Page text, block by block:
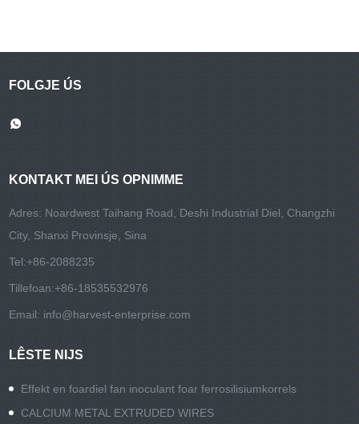
FOLGJE ÚS
KONTAKT MEI ÚS OPNIMME
Adres: Noardwest Taihang Road, Deshi Industrial Diel, Changzhi
City, Shanxi Provinsje, Sina
Tel:+86-2088235
Tillefoan:+86-18535532976
Email: info@harvest-enterprise.com
LÊSTE NIJS
Effekt en foardiel fan inoculant foar ferrosilisiumkorrels
CALCIUM METAL EXTRUDED WIRES